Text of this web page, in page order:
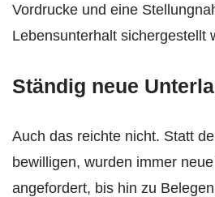
Vordrucke und eine
Lebensunterhalt sichergestellt
Ständig neue
Auch das reichte nicht. Statt
bewilligen, wurden immer
angefordert, bis hin zu